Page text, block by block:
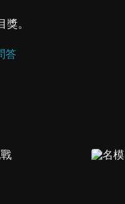
。
答